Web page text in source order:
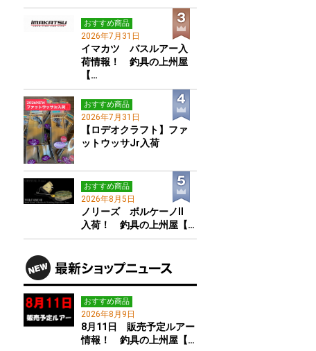
おすすめ商品
2026年7月31日
イマカツ バスルアー入
荷情報！ 釣具の上州屋
【…
おすすめ商品
2026年7月31日
【ロデオクラフト】ファ
ットウッサJr入荷
おすすめ商品
2026年8月5日
ノリーズ ボルケーノⅡ
入荷！ 釣具の上州屋【…
おすすめ商品
2026年8月9日
8月11日 販売予定ルアー
情報！ 釣具の上州屋【…